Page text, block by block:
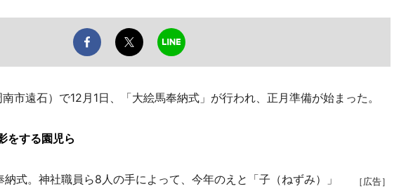
市遠石）で12月1日、「大絵馬奉納式」が行われ、正月準備が始まった。
をする園児ら
［広告］
式。神社職員ら8人の手によって、今年のえと「子（ねずみ）」